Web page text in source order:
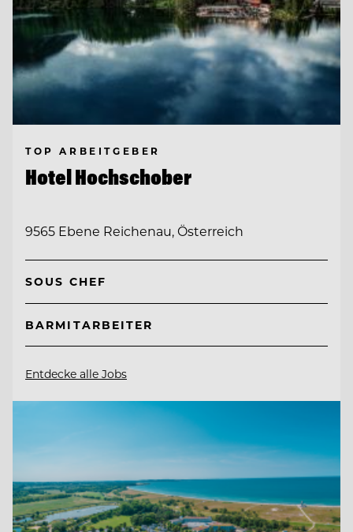
TOP ARBEITGEBER
Hotel Hochschober
9565 Ebene Reichenau, Österreich
SOUS CHEF
BARMITARBEITER
Entdecke alle Jobs